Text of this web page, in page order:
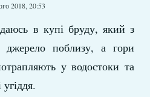
2018, 20:53
в купі бруду, який з
поблизу, а гори
у водостоки та